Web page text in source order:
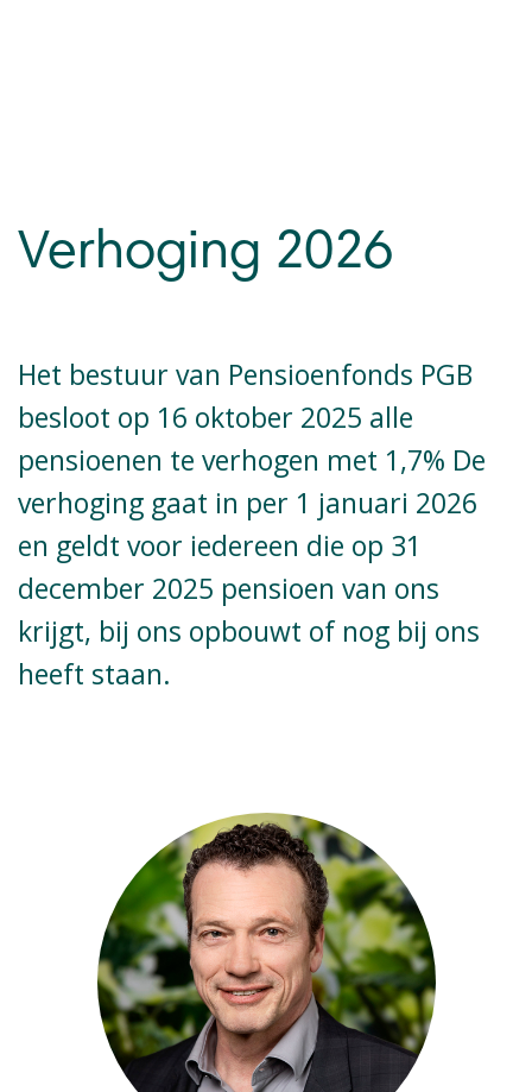
Verhoging 2026
Het bestuur van Pensioenfonds PGB
besloot op 16 oktober 2025 alle
pensioenen te verhogen met 1,7% De
verhoging gaat in per 1 januari 2026
en geldt voor iedereen die op 31
december 2025 pensioen van ons
krijgt, bij ons opbouwt of nog bij ons
heeft staan.